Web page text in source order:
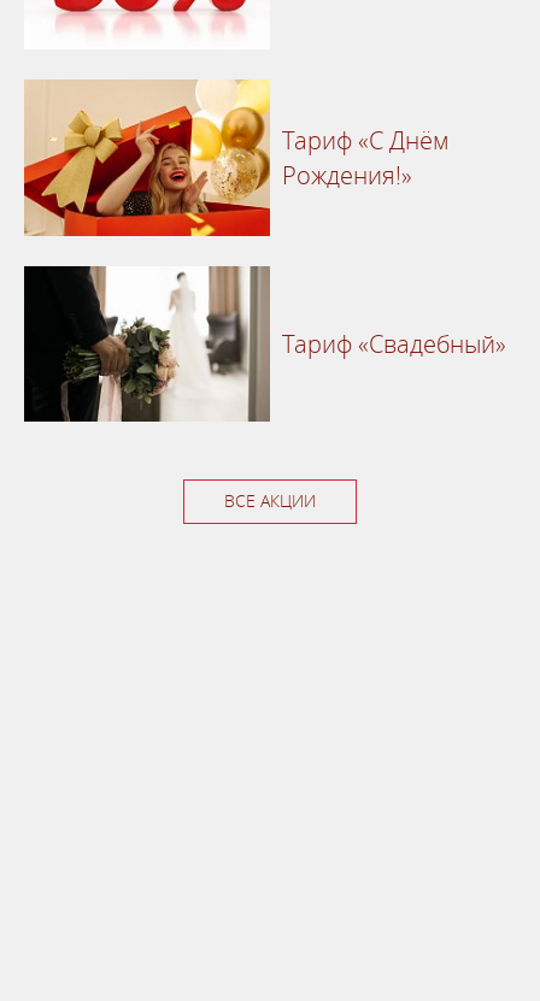
Тариф «С Днём
Рождения!»
Тариф «Свадебный»
ВСЕ АКЦИИ